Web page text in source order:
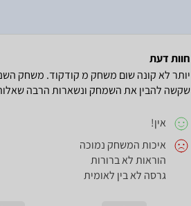
חוות דעת
יותר לא קונה שום משחק מ קודקוד. משחק
שקשה להבין את השמחק ונשארות הרבה
אין!
איכות המשחק נמוכה
הוראות לא ברורות
גרסה לא בין לאומית